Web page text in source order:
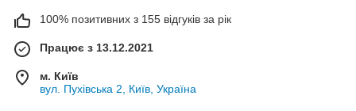
100% позитивних з 155 відгуків за рік
Працює з 13.12.2021
м. Київ
вул. Пухівська 2, Київ, Україна